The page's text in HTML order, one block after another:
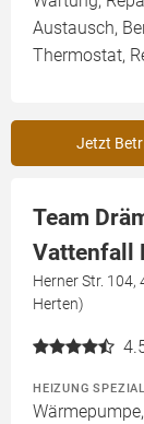
Austausch,
Thermostat,
Jetzt
Team
Vattenfall
Herner Str.
Herten)
HEIZUNG